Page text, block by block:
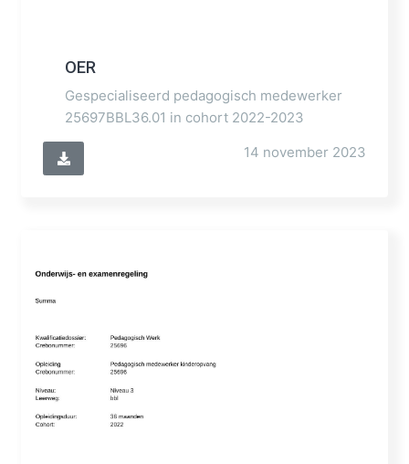
OER
Gespecialiseerd pedagogisch medewerker
25697BBL36.01 in cohort 2022-2023
14 november 2023